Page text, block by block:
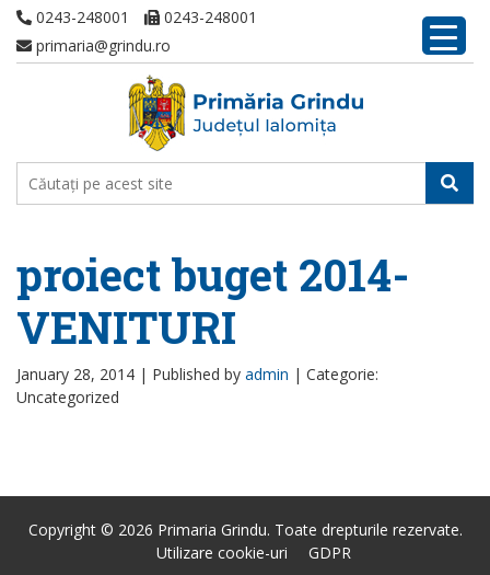
0243-248001
0243-248001
primaria@grindu.ro
proiect buget 2014-
VENITURI
January 28, 2014 | Published by admin | Categorie:
Uncategorized
Copyright © 2026 Primaria Grindu. Toate drepturile rezervate.
Utilizare cookie-uri
GDPR